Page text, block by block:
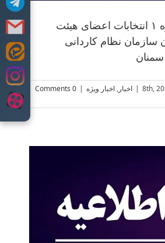
content
* اطلاعیه شماره ۱ انتخابات اعضای هیئت
سازمان نظام کاردانی
| اخبار, اخبار ویژه |
0 Comments